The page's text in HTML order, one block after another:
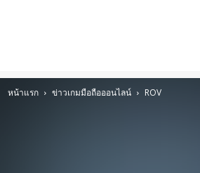
หน้าแรก ข่าวเกมมือถือออนไลน์ ROV